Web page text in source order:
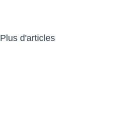
Plus d'articles